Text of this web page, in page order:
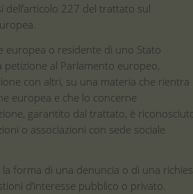
dell’articolo 227 del trattato sul
europea o residente di uno Stato
al Parlamento europeo,
con altri, su una materia che rientra
europea e che lo concerne
garantito dal trattato, è
o associazioni con sede sociale
forma di una denuncia o di una
d’interesse pubblico o privato.